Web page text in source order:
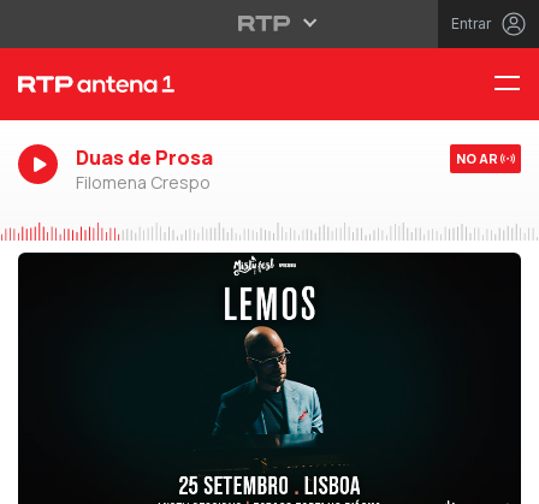
Entrar
Duas de Prosa
Filomena Crespo
NO AR